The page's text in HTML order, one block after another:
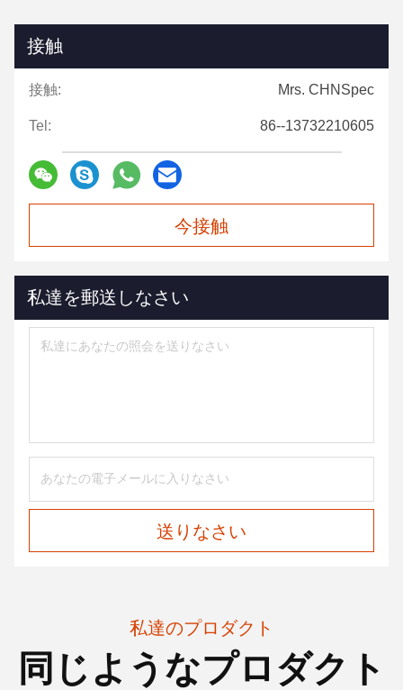
接触
接触: Mrs. CHNSpec
Tel: 86--13732210605
今接触
私達を郵送しなさい
送りなさい
私達のプロダクト
同じようなプロダクト